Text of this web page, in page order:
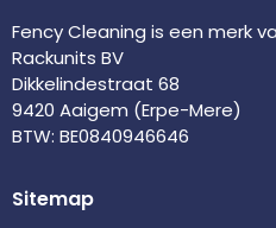
Fency Cleaning is een merk
Rackunits BV
Dikkelindestraat 68
9420 Aaigem (Erpe-Mere)
BTW: BE0840946646
Sitemap